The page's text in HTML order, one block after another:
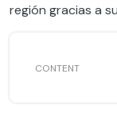
región gracias a